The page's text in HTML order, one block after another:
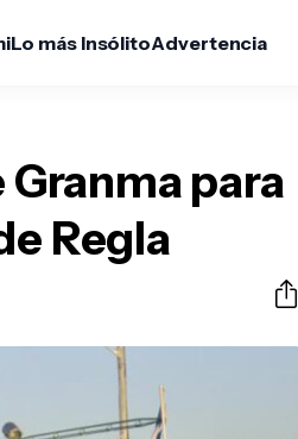
Lo más InsólitoAdvertencia
para
Regla